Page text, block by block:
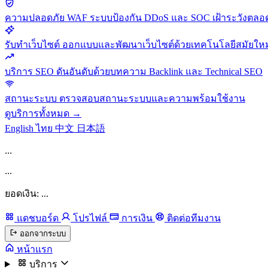
ความปลอดภัย WAF ระบบป้องกัน DDoS และ SOC เฝ้าระวังตลอ
รับทำเว็บไซต์ ออกแบบและพัฒนาเว็บไซต์ด้วยเทคโนโลยีสมัยให
บริการ SEO ดันอันดับด้วยบทความ Backlink และ Technical SEO
สถานะระบบ ตรวจสอบสถานะระบบและความพร้อมใช้งาน
ดูบริการทั้งหมด →
Englishไทย 中文 日本語
...
...
ยอดเงิน: ...
แดชบอร์ด โปรไฟล์ การเงิน ติดต่อทีมงาน
ออกจากระบบ
หน้าแรก
บริการ